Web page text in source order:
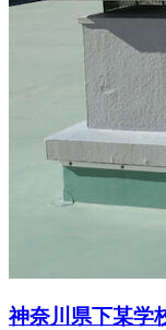
神奈川県下某学